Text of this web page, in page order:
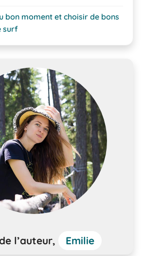
bon moment et choisir de bons
surf
l’auteur, Emilie